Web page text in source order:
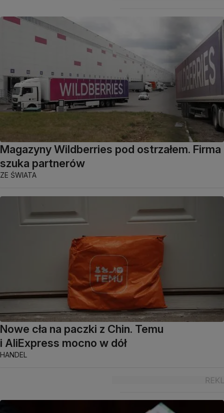
Magazyny Wildberries pod ostrzałem. Firma
szuka partnerów
ZE ŚWIATA
Nowe cła na paczki z Chin. Temu
i AliExpress mocno w dół
HANDEL